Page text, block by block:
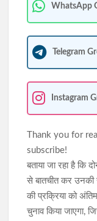
WhatsApp
Telegram
Instagram
Thank you for
subscribe!
बताया जा रहा है कि
से बातचीत कर
की प्रक्रिया को
चुनाव किया जाएगा,